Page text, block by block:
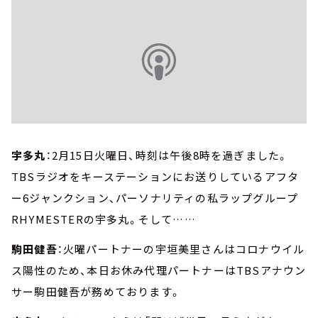
宇多丸：2月15日火曜日、時刻は午後8時を過ぎました。
TBSラジオをキーステーションにお送りしているアフタ
ー6ジャンクション、パーソナリティの私ラップグループ
RHYMESTERの宇多丸。そして……
駒田健吾：火曜パートナーの宇垣美里さんはコロナウイル
ス陽性のため、本日お休み代理パートナーはTBSアナウン
サー駒田健吾が務めております。